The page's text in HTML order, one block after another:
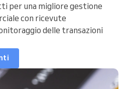
per una migliore gestione
con ricevute
delle transazioni